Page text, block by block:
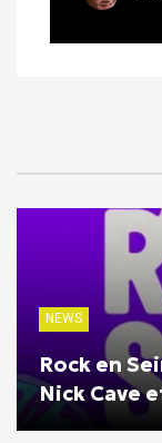
NEWS
Rock en
Nick Cave